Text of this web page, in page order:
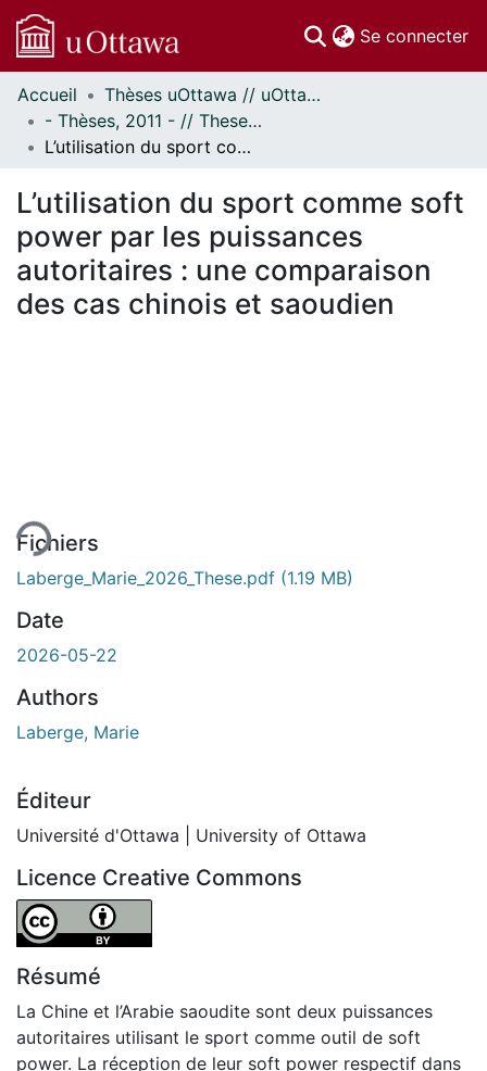
Se connecter
Communautés
et collections
Parcourir
À propos
Accueil
Thèses uOttawa // uOttawa Theses
- Thèses, 2011 - // Theses, 2011 -
L’utilisation du sport comme soft power par les puissances autoritaires : une comparaison des cas chinois et saoudien
L’utilisation du sport comme soft
power par les puissances
autoritaires : une comparaison
des cas chinois et saoudien
Fichiers
Laberge_Marie_2026_These.pdf (1.19 MB)
Date
2026-05-22
Authors
Laberge, Marie
Éditeur
Université d'Ottawa | University of Ottawa
Licence Creative Commons
Attribution 4.0 International
Résumé
La Chine et l’Arabie saoudite sont deux puissances
autoritaires utilisant le sport comme outil de soft
power. La réception de leur soft power respectif dans